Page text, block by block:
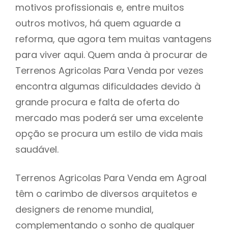
motivos profissionais e, entre muitos
outros motivos, há quem aguarde a
reforma, que agora tem muitas vantagens
para viver aqui. Quem anda à procurar de
Terrenos Agricolas Para Venda por vezes
encontra algumas dificuldades devido à
grande procura e falta de oferta do
mercado mas poderá ser uma excelente
opção se procura um estilo de vida mais
saudável.
Terrenos Agricolas Para Venda em Agroal
têm o carimbo de diversos arquitetos e
designers de renome mundial,
complementando o sonho de qualquer